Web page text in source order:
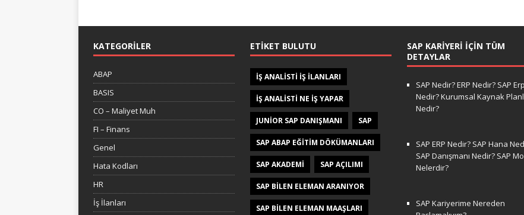
KATEGORILER
ABAP
BASIS
CO – Maliyet Muh
FI – Finans
Genel
Hata Kodları
HR
İş İlanları
ETIKET BULUTU
IŞ ANALISTI IŞ ILANLARI
IŞ ANALISTI NE IŞ YAPAR
JUNIOR SAP DANIŞMANI SAP
SAP ABAP EĞITIM DÖKÜMANLARI
SAP AKADEMI SAP AÇILIMI
SAP BILEN ELEMAN ARANIYOR
SAP BILEN ELEMAN MAAŞLARI
SAP KARIYERI İÇIN TÜM
DETAYLAR
SAP Nedir? ERP Nedir? SAP Erp
Nedir? Kurumsal Kaynak
Nedir?
SAP ERP Nedir? SAP Hana
SAP Danışmanı Nedir? SAP
Nelerdir?
SAP Kariyerime Nereden